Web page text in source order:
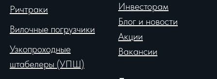
Ричтраки
Вилочные погрузчики
Узкопроходные
штабелеры (УПШ)
Инвесторам
Блог и новости
Акции
Вакансии